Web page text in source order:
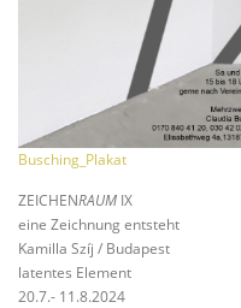
Busching_Plakat
ZEICHENRAUM IX
eine Zeichnung entsteht
Kamilla Szíj / Budapest
latentes Element
20.7.- 11.8.2024